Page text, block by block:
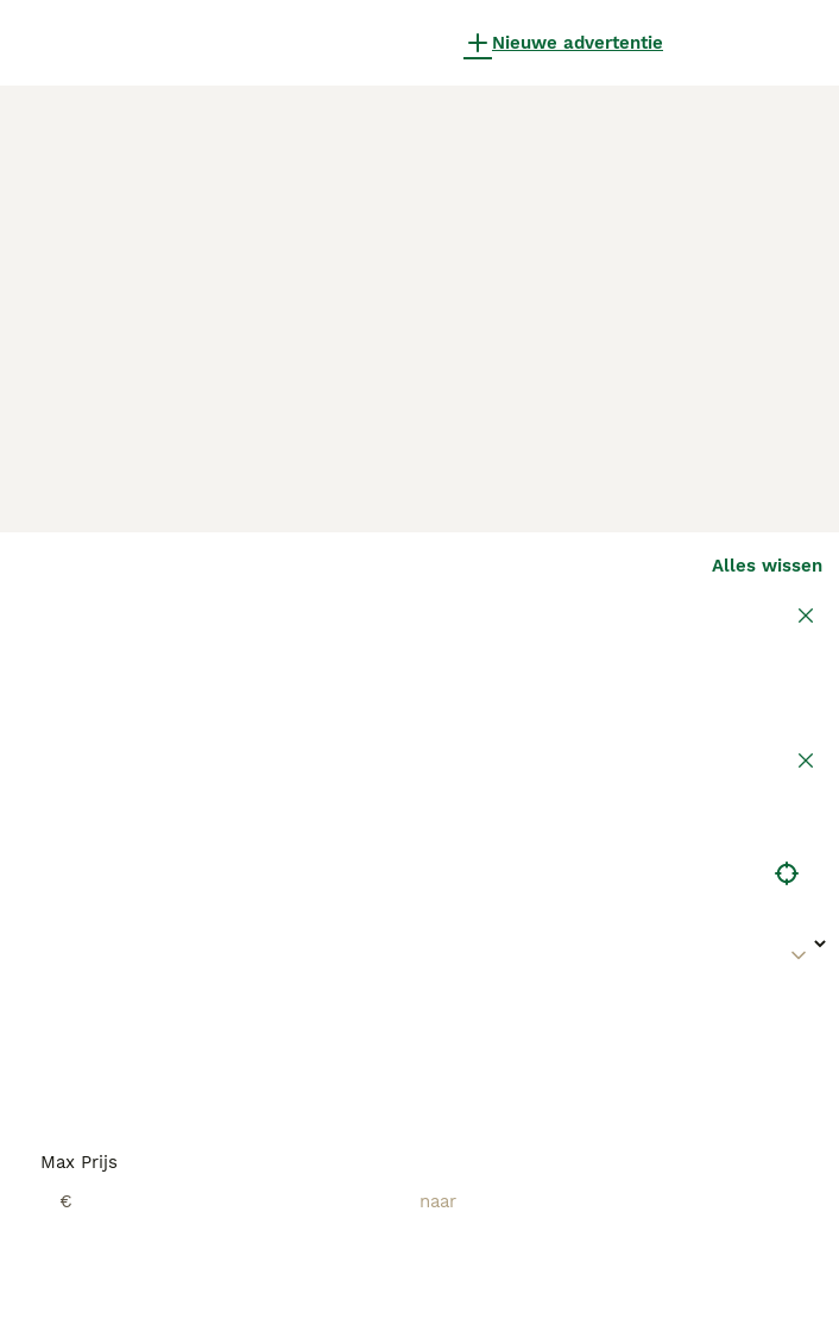
Nieuwe advertentie
Alles wissen
Max Prijs
€